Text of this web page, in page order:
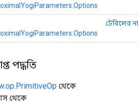
টেবিলের
পদ্ধতি
থেকে
থেকে